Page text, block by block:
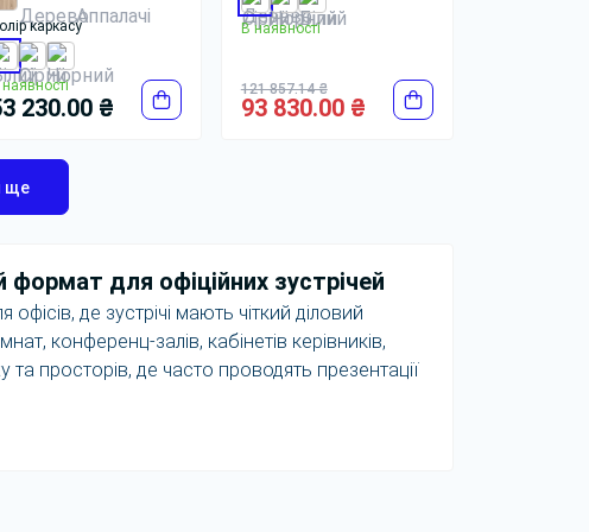
каркасу
наявності
230.00 ₴
В наявності
121 857.14 ₴
93 830.00 ₴
ще
для офіційних зустрічей
де зустрічі мають чіткий діловий
конференц-залів, кабінетів керівників,
просторів, де часто проводять презентації
учасники розміщуються один навпроти